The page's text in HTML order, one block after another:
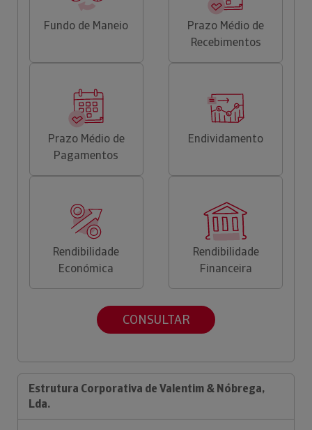
Fundo de Maneio
Prazo Médio de
Recebimentos
Prazo Médio de
Pagamentos
Endividamento
Rendibilidade
Económica
Rendibilidade
Financeira
CONSULTAR
Estrutura Corporativa de Valentim & Nóbrega,
Lda.